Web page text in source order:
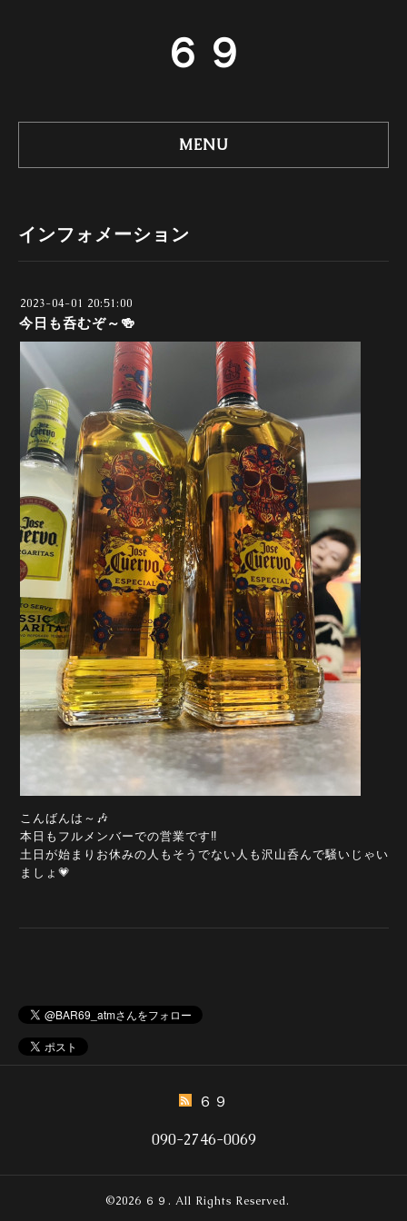
６９
MENU
インフォメーション
2023-04-01 20:51:00
今日も呑むぞ～🍻
こんばんは～🎶
本日もフルメンバーでの営業です‼️
土日が始まりお休みの人もそうでない人も沢山呑んで騒いじゃい
ましょ💗
６９
090-2746-0069
©2026 ６９ . All Rights Reserved.